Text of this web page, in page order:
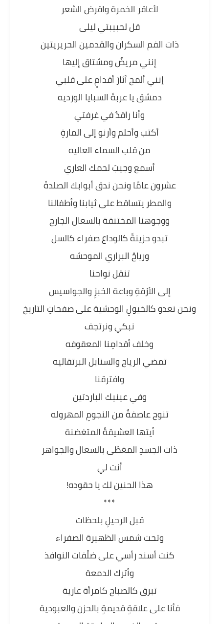
لأعاقر الخمرة واقرض الشعر
قل لحبيبتي ليلى
ذات الفم السكران والقدمين الحريريتين
إنني مريضٌ ومشتاق إليها
إنني ألمح آثارَ أقدامٍ على قلبي
دمشق يا عربةَ السبايا الورديه
وأنا راقدٌ في غرفتي
أكتب وأحلم وأرنو إلى المارةِ
من قلب السماء العاليه
أسمع وجيبَ لحمك العاري
عشرون عامًا ونحن ندق أبوابك الصلدةَ
والمطر يتساقط على ثيابنا وأطفالنا
ووجوهنا المختنقة بالسعال الجارح
تبدو حزينةً كالوداع صفراء كالسل
ورياحُ البراري الموحشه
تنقل نواحنا
إلى الأزقةِ وباعة الخبزِ والجواسيس
ونحن نعدو كالخيولِ الوحشية على صفحاتِ التاريخ
نبكي ونرتجف
وخلف أقدامِنا المعقوفه
تمضي الرياح والسنابل البرتقاليه
وافترقنا
وفي عينيك الباردتين
تنوح عاصفةٌ من النجومِ المهروله
أيتها العشيقةُ المتغضنة
ذات الجسدِ المغطّى بالسعال والجواهر
أنت لي
هذا الحنين لك يا حقوده!
***
قبل الرحيلِ بلحظات
وتحت شمس الظهيرة الصفراء
كنت أسند رأسي على ضلْفات النوافذ
وأترك الدمعة
تبرق كالصباح كامرأة عارية
فأنا على علاقةٍ قديمةٍ بالحزن والعبودية